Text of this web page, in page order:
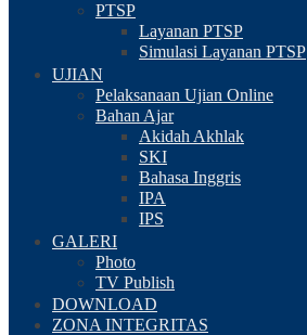
PTSP
Layanan PTSP
Simulasi Layanan PTSP
UJIAN
Pelaksanaan Ujian Online
Bahan Ajar
Akidah Akhlak
SKI
Bahasa Inggris
IPA
IPS
GALERI
Photo
TV Publish
DOWNLOAD
ZONA INTEGRITAS